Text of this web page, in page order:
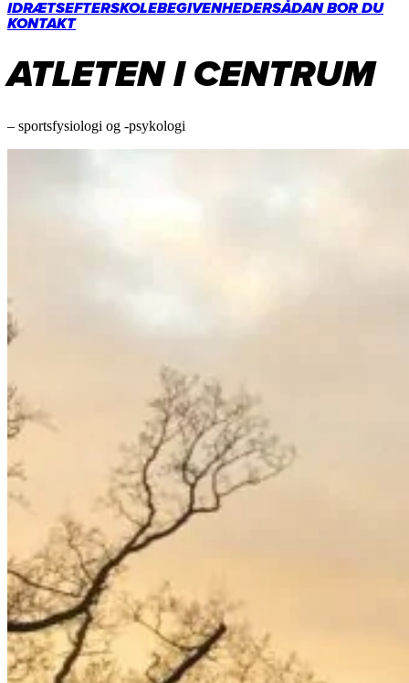
IDRÆTSEFTERSKOLEBEGIVENHEDERSÅDAN BOR DU
KONTAKT
ATLETEN I CENTRUM
– sportsfysiologi og -psykologi